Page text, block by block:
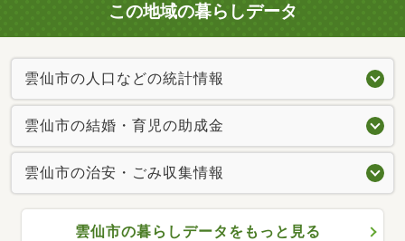
この地域の暮らしデータ
雲仙市の人口などの統計情報
雲仙市の結婚・育児の助成金
雲仙市の治安・ごみ収集情報
雲仙市の暮らしデータをもっと見る